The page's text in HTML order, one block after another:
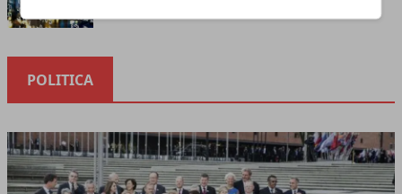
POLITICA